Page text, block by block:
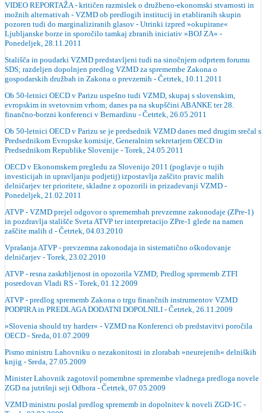
VIDEO REPORTAŽA - kritičen razmislek o družbeno-ekonomski stvarnosti in
možnih alternativah - VZMD ob predlogih institucij in etabliranih skupin
pozoren tudi do marginaliziranih glasov - Utrinki izpred »okupirane«
Ljubljanske borze in sporočilo tamkaj zbranih iniciativ »BOJ ZA« -
Ponedeljek, 28.11.2011
Stališča in poudarki VZMD predstavljeni tudi na sinočnjem odprtem forumu
SDS; razdeljen dopolnjen predlog VZMD za spremembe Zakona o
gospodarskih družbah in Zakona o prevzemih - Četrtek, 10.11.2011
Ob 50-letnici OECD v Parizu uspešno tudi VZMD, skupaj s slovenskim,
evropskim in svetovnim vrhom; danes pa na skupščini ABANKE ter 28.
finančno-borzni konferenci v Bernardinu - Četrtek, 26.05.2011
Ob 50-letnici OECD v Parizu se je predsednik VZMD danes med drugim srečal s
Predsednikom Evropske komisije, Generalnim sekretarjem OECD in
Predsednikom Republike Slovenije - Torek, 24.05.2011
OECD v Ekonomskem pregledu za Slovenijo 2011 (poglavje o tujih
investicijah in upravljanju podjetij) izpostavlja zaščito pravic malih
delničarjev ter prioritete, skladne z opozorili in prizadevanji VZMD -
Ponedeljek, 21.02.2011
ATVP - VZMD prejel odgovor o spremembah prevzemne zakonodaje (ZPre-1)
in pozdravlja stališče Sveta ATVP ter interpretacijo ZPre-1 glede na namen
zaščite malih d - Četrtek, 04.03.2010
Vprašanja ATVP - prevzemna zakonodaja in sistematično oškodovanje
delničarjev - Torek, 23.02.2010
ATVP - resna zaskrbljenost in opozorila VZMD; Predlog sprememb ZTFI
posredovan Vladi RS - Torek, 01.12.2009
ATVP - predlog sprememb Zakona o trgu finančnih instrumentov VZMD
PODPIRA in PREDLAGA DODATNI DOPOLNILI - Četrtek, 26.11.2009
»Slovenia should try harder« - VZMD na Konferenci ob predstavitvi poročila
OECD - Sreda, 01.07.2009
Pismo ministru Lahovniku o nezakonitosti in zlorabah »neurejenih« delniških
knjig - Sreda, 27.05.2009
Minister Lahovnik zagotovil pomembne spremembe vladnega predloga novele
ZGD na jutrišnji seji Odbora - Četrtek, 07.05.2009
VZMD ministru poslal predlog sprememb in dopolnitev k noveli ZGD-1C -